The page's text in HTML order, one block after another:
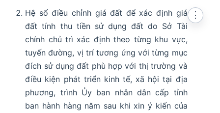
Hệ số điều chỉnh giá đất để xác định giá
đất tính thu tiền sử dụng đất do Sở Tài
chính chủ trì xác định theo từng khu vực,
tuyến đường, vị trí tương ứng với từng mục
đích sử dụng đất phù hợp với thị trường và
điều kiện phát triển kinh tế, xã hội tại địa
phương, trình Ủy ban nhân dân cấp tỉnh
ban hành hàng năm sau khi xin ý kiến của
⋮